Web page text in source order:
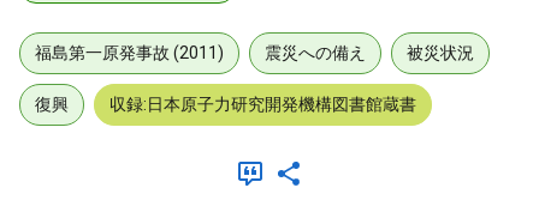
福島第一原発事故 (2011) 震災への備え 被災状況
復興 収録:日本原子力研究開発機構図書館蔵書